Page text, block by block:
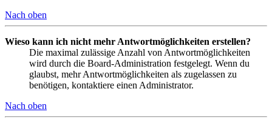
Nach oben
Wieso kann ich nicht mehr Antwortmöglichkeiten erstellen?
Die maximal zulässige Anzahl von Antwortmöglichkeiten
wird durch die Board-Administration festgelegt. Wenn du
glaubst, mehr Antwortmöglichkeiten als zugelassen zu
benötigen, kontaktiere einen Administrator.
Nach oben